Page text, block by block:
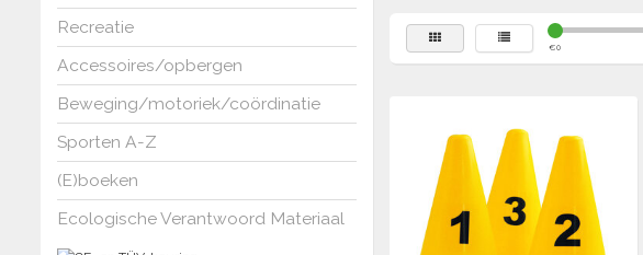
Recreatie
Accessoires/opbergen
Beweging/motoriek/coördinatie
Sporten A-Z
(E)boeken
Ecologische Verantwoord Materiaal
€0